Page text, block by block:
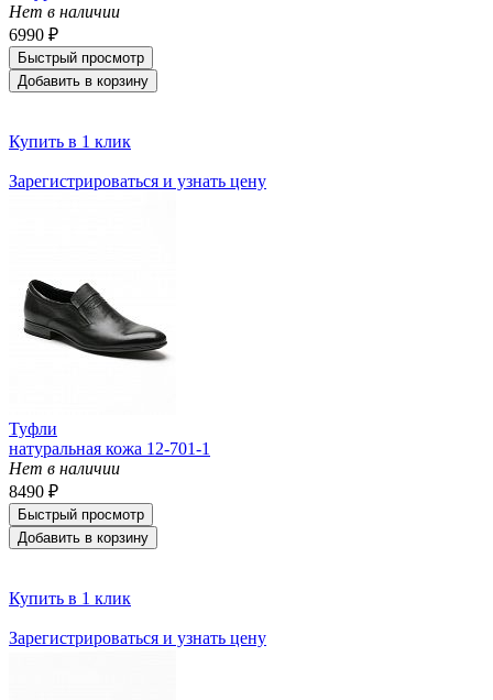
Нет в наличии
6990 ₽
Быстрый просмотр
Добавить в корзину
Купить в 1 клик
Зарегистрироваться и узнать цену
Туфли
натуральная кожа 12-701-1
Нет в наличии
8490 ₽
Быстрый просмотр
Добавить в корзину
Купить в 1 клик
Зарегистрироваться и узнать цену